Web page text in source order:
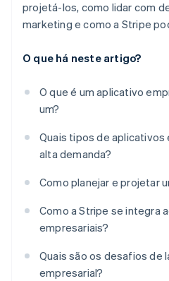
projetá-los, como lidar com
marketing e como a Stripe
O que há neste artigo?
O que é um aplicativo
um?
Quais tipos de
alta demanda?
Como planejar e projetar
Como a Stripe se integra
empresariais?
Quais são os desafios de
empresarial?